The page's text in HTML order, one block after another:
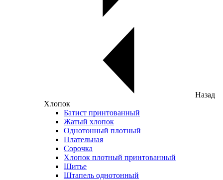
Назад
Хлопок
Батист принтованный
Жатый хлопок
Однотонный плотный
Плательная
Сорочка
Хлопок плотный принтованный
Шитье
Штапель однотонный